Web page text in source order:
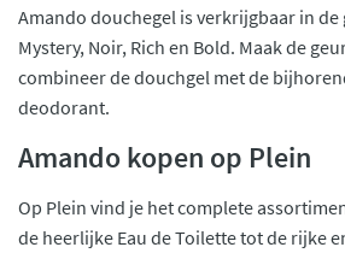
Amando douchegel is verkrijgbaar in de
Mystery, Noir, Rich en Bold. Maak de
combineer de douchgel met de
deodorant.
Amando kopen op Plein
Op Plein vind je het complete
de heerlijke Eau de Toilette tot de rijke